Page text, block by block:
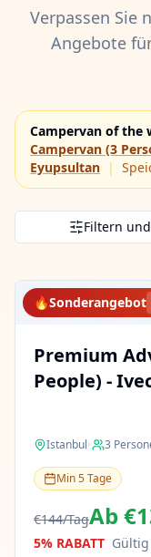
Verpassen Sie
Angebote
Campervan of the
Campervan (3
Eyupsultan |
Filtern
🔥Sonderangebot
Premium
People) -
Istanbul• 3
Min5Tage
€144/TagAb
5% RABATT